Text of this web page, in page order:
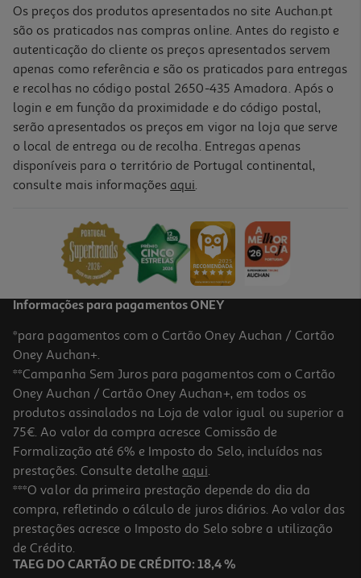
3.8
Rato Sem Fio Silencioso Qilive Csr Azul
4.5
Rato Sem Fio Silencioso Qilive Csr Preto
9.99 €/un
9,99 €
Os preços dos produtos apresentados no site Auchan.pt
são os praticados nas compras online. Antes do registo e
autenticação do cliente os preços apresentados servem
apenas como referência e são os praticados para entregas
e recolhas no código postal 2650-435 Amadora. Após o
login e em função da proximidade e do código postal,
serão apresentados os preços em vigor na loja que serve
o local de entrega ou de recolha. Entregas apenas
disponíveis para o território de Portugal continental,
consulte mais informações aqui.
Informações para pagamentos ONEY
*para pagamentos com o Cartão Oney Auchan / Cartão
Oney Auchan+.
**Campanha Sem Juros para pagamentos com o Cartão
Oney Auchan / Cartão Oney Auchan+, em todos os
produtos assinalados na Loja de valor igual ou superior a
75€. Ao valor da compra acresce Comissão de
Formalização até 6% e Imposto do Selo, incluídos nas
prestações. Consulte detalhe aqui.
***O valor da primeira prestação depende do dia da
compra, refletindo o cálculo de juros diários. Ao valor das
prestações acresce o Imposto do Selo sobre a utilização
de Crédito.
TAEG DO CARTÃO DE CRÉDITO: 18,4 %